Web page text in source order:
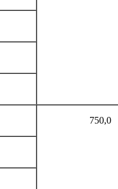
750,0